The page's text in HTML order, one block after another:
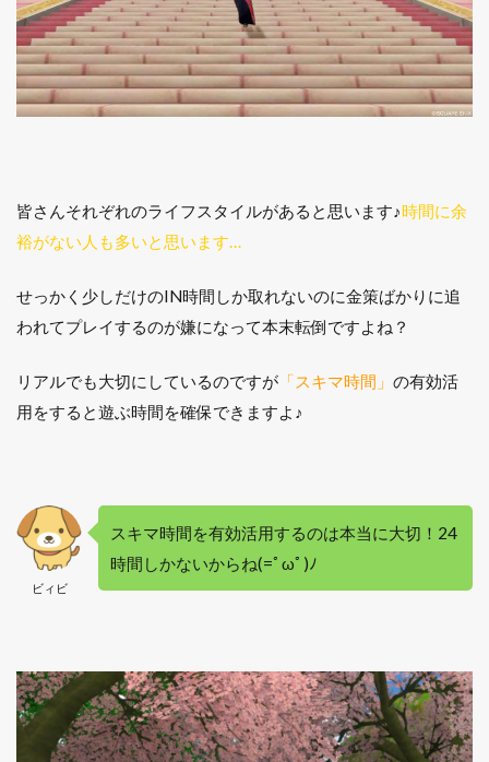
度だけ
報酬が
もらえ
るもの
をクリ
アする
肥料を
全キャ
2.12
振り返
ってみ
皆さんそれぞれのライフスタイルがあると思います♪時間に余
裕がない人も多いと思います…
せっかく少しだけのIN時間しか取れないのに金策ばかりに追
われてプレイするのが嫌になって本末転倒ですよね？
リアルでも大切にしているのですが 「スキマ時間」 の有効活
用をすると遊ぶ時間を確保できますよ♪
ビィビ
スキマ時間を有効活用するのは本当に大切！24
時間しかないからね(=ﾟωﾟ)ﾉ